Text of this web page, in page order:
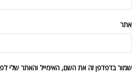
אתר
שמור בדפדפן זה את השם, האימייל והאתר שלי